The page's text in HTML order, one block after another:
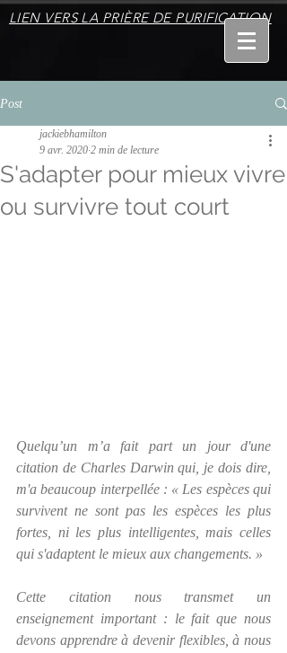
LIEN VERS LA PRIÈRE DE PURIFICATION
Post
S'adapter pour mieux vivre
ou survivre tout court
jackiebhamilton
9 avr. 2020 2 min de lecture
Quelqu’un m’a fait part un jour d'une
citation de Charles Darwin qui, je dois dire,
m'a beaucoup interpellée : « Les espèces qui
survivent ne sont pas les espèces les plus
fortes, ni les plus intelligentes, mais celles
qui s'adaptent le mieux aux changements. »
Cette citation nous transmet un
enseignement important : le fait que nous
devons apprendre à devenir flexibles, à nous